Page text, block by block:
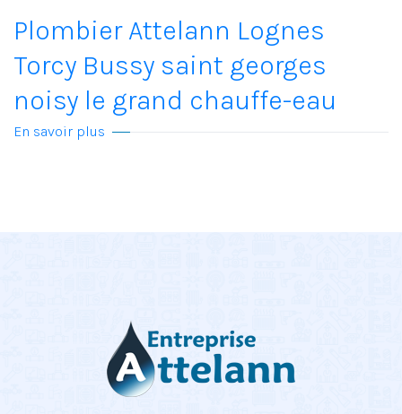
Plombier Attelann Lognes
Torcy Bussy saint georges
noisy le grand chauffe-eau
En savoir plus